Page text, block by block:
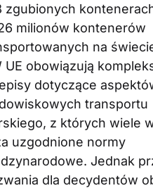
zgubionych
milionów kontenerów
na
UE obowiązują
dotyczące
transportu
z których wiele
uzgodnione normy
Jednak
dla decydentów